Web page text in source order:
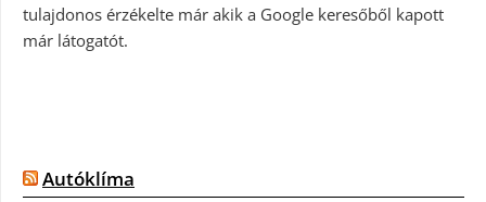
tulajdonos érzékelte már akik a Google keresőből kapott
már látogatót.
Autóklíma